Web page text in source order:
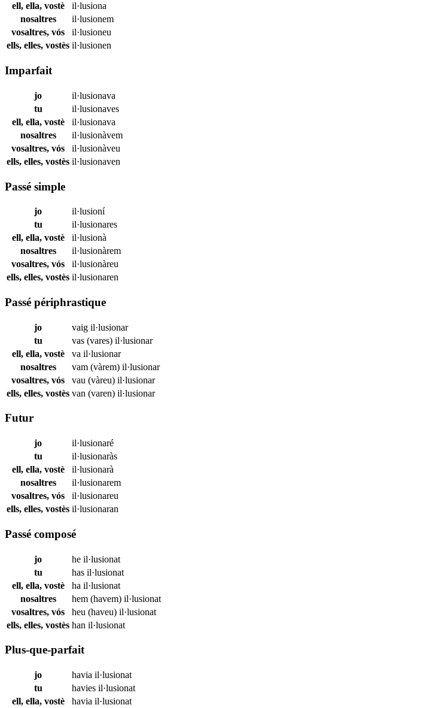
ell, ella, vostè
il·lusiona
nosaltres
il·lusionem
vosaltres, vós
il·lusioneu
ells, elles, vostès il·lusionen
Imparfait
jo
il·lusionava
tu
il·lusionaves
ell, ella, vostè
il·lusionava
nosaltres
il·lusionàvem
vosaltres, vós
il·lusionàveu
ells, elles, vostès il·lusionaven
Passé simple
jo
il·lusioní
tu
il·lusionares
ell, ella, vostè
il·lusionà
nosaltres
il·lusionàrem
vosaltres, vós
il·lusionàreu
ells, elles, vostès il·lusionaren
Passé périphrastique
jo vaig il·lusionar
tu
vas (vares) il·lusionar
ell, ella, vostè
va il·lusionar
nosaltres
vam (vàrem) il·lusionar
vosaltres, vós
vau (vàreu) il·lusionar
ells, elles, vostès van (varen) il·lusionar
Futur
jo
il·lusionaré
tu
il·lusionaràs
ell, ella, vostè
il·lusionarà
nosaltres
il·lusionarem
vosaltres, vós
il·lusionareu
ells, elles, vostès il·lusionaran
Passé composé
jo he il·lusionat
tu
has il·lusionat
ell, ella, vostè
ha il·lusionat
nosaltres
hem (havem) il·lusionat
vosaltres, vós
heu (haveu) il·lusionat
ells, elles, vostès han il·lusionat
Plus-que-parfait
jo havia il·lusionat
tu
havies il·lusionat
ell, ella, vostè
havia il·lusionat